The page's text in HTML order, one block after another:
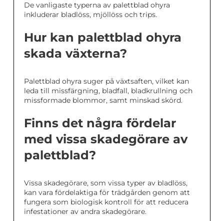
De vanligaste typerna av palettblad ohyra
inkluderar bladlöss, mjöllöss och trips.
Hur kan palettblad ohyra
skada växterna?
Palettblad ohyra suger på växtsaften, vilket kan
leda till missfärgning, bladfall, bladkrullning och
missformade blommor, samt minskad skörd.
Finns det några fördelar
med vissa skadegörare av
palettblad?
Vissa skadegörare, som vissa typer av bladlöss,
kan vara fördelaktiga för trädgården genom att
fungera som biologisk kontroll för att reducera
infestationer av andra skadegörare.